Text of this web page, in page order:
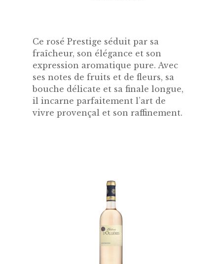
Ce rosé Prestige séduit par sa
fraîcheur, son élégance et son
expression aromatique pure. Avec
ses notes de fruits et de fleurs, sa
bouche délicate et sa finale longue,
il incarne parfaitement l’art de
vivre provençal et son raffinement.